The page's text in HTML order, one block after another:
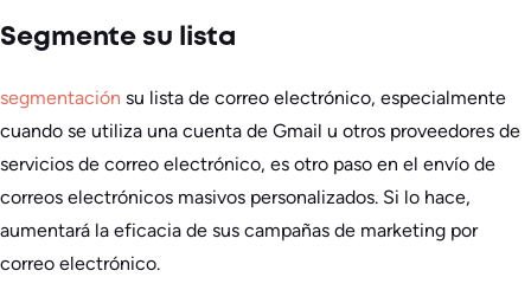
Segmente su lista
segmentación su lista de correo electrónico, especialmente
cuando se utiliza una cuenta de Gmail u otros proveedores de
servicios de correo electrónico, es otro paso en el envío de
correos electrónicos masivos personalizados. Si lo hace,
aumentará la eficacia de sus campañas de marketing por
correo electrónico.